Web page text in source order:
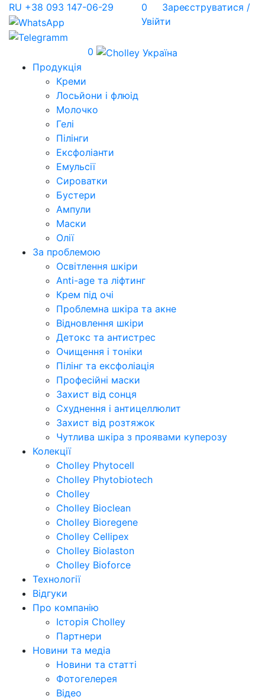
RU +38 093 147-06-29 0
Зареєструватися /
Увійти
0
Продукція
Креми
Лосьйони і флюід
Молочко
Гелі
Пілінги
Ексфоліанти
Емульсії
Сироватки
Бустери
Ампули
Маски
Олії
За проблемою
Освітлення шкіри
Anti-age та ліфтинг
Крем під очі
Проблемна шкіра та акне
Відновлення шкіри
Детокс та антистрес
Очищення і тоніки
Пілінг та ексфоліація
Професійні маски
Захист від сонця
Схуднення і антицеллюлит
Захист від розтяжок
Чутлива шкіра з проявами куперозу
Колекції
Cholley Phytocell
Cholley Phytobiotech
Cholley
Cholley Bioclean
Cholley Bioregene
Cholley Cellipex
Cholley Biolaston
Cholley Bioforce
Технології
Відгуки
Про компанію
Історія Cholley
Партнери
Новини та медіа
Новини та статті
Фотогелерея
Відео